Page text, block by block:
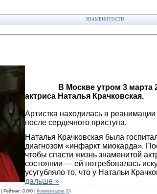
ЗНАМЕНИТОСТИ
В Москве утром 3 марта
актриса Наталья Крачковская.
Артистка находилась в
после сердечного приступа.
Наталья Крачковская была
диагнозом «инфаркт миокарда».
чтобы спасти жизнь знаменитой
состоянии — ей потребовалась
усугубляло то, что у Натальи
дальше »
| Рейтинг: 0.0/0 | Комментарии (0)